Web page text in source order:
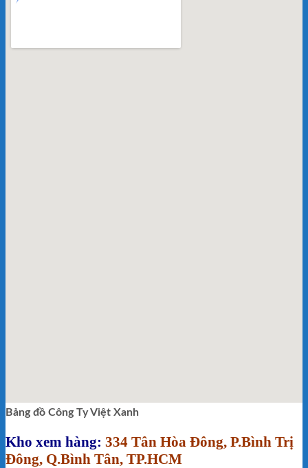
Bảng đồ Công Ty Việt Xanh
Kho xem hàng: 334 Tân Hòa Đông, P.Bình Trị
Đông, Q.Bình Tân, TP.HCM